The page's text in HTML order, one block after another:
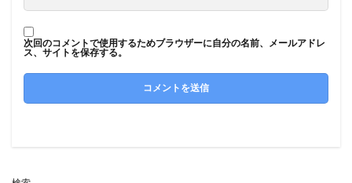
次回のコメントで使用するためブラウザーに自分の名前、メールアドレ
ス、サイトを保存する。